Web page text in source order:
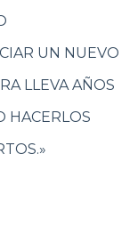
UN NUEVO
LLEVA AÑOS
HACERLOS